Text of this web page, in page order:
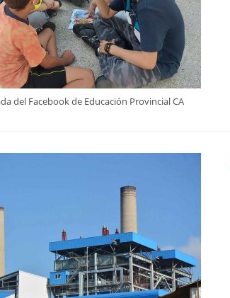
del Facebook de Educación Provincial CA